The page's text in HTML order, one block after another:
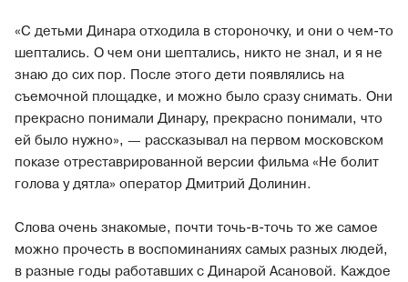
«С детьми Динара отходила в стороночку, и они о чем-то
шептались. О чем они шептались, никто не знал, и я не
знаю до сих пор. После этого дети появлялись на
съемочной площадке, и можно было сразу снимать. Они
прекрасно понимали Динару, прекрасно понимали, что
ей было нужно», — рассказывал на первом московском
показе отреставрированной версии фильма «Не болит
голова у дятла» оператор Дмитрий Долинин.
Слова очень знакомые, почти точь-в-точь то же самое
можно прочесть в воспоминаниях самых разных людей,
в разные годы работавших с Динарой Асановой. Каждое